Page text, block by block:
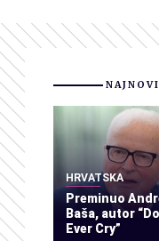
HRVATSKA
Preminuo
Baša, autor
Ever Cry”